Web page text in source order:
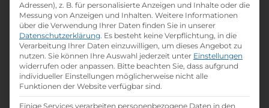
H-hotels Gmbh
printLehrstelle ausdrucken
Detailinformationen
folderBranche:
Adressen), z. B. für personalisierte Anzeigen und Inhalte oder die
Messung von Anzeigen und Inhalten. Weitere Informationen
über die Verwendung Ihrer Daten finden Sie in unserer
Datenschutzerklärung. Es besteht keine Verpflichtung, in die
Verarbeitung Ihrer Daten einzuwilligen, um dieses Angebot zu
nutzen. Sie können Ihre Auswahl jederzeit unter Einstellungen
widerrufen oder anpassen. Bitte beachten Sie, dass aufgrund
individueller Einstellungen möglicherweise nicht alle
Funktionen der Website verfügbar sind.
Einige Services verarbeiten personenbezogene Daten in den